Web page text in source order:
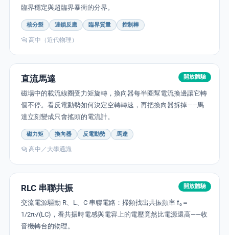
臨界穩定與超臨界暴衝的分界。
核分裂 連鎖反應 臨界質量 控制棒
高中（近代物理）
開放體驗
直流馬達
磁場中的載流線圈受力矩旋轉，換向器每半圈幫電流換邊讓它轉
個不停。看反電動勢如何決定空轉轉速，再把換向器拆掉——馬
達立刻變成只會搖頭的電流計。
磁力矩 換向器 反電動勢 馬達
高中／大學通識
開放體驗
RLC 串聯共振
交流電源驅動 R、L、C 串聯電路：掃頻找出共振頻率 f₀＝
1/2π√(LC)，看共振時電感與電容上的電壓竟然比電源還高——收
音機轉台的物理。